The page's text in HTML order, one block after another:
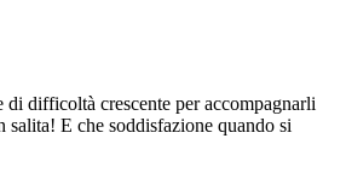
di difficoltà crescente per accompagnarli
salita! E che soddisfazione quando si